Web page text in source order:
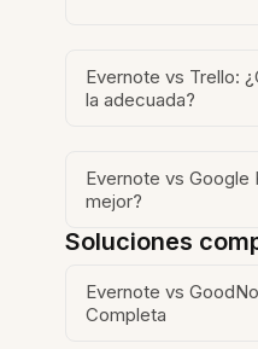
Evernote vs Trello:
la adecuada?
Evernote vs Google
mejor?
Soluciones
Evernote vs
Completa